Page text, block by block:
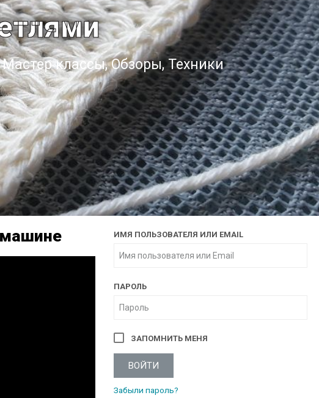
И
Н
А
П
У
С
Т
А
.
Мастер классы,Обзоры,Техники
ИМЯ ПОЛЬЗОВАТЕЛЯ ИЛИ EMAIL
ПАРОЛЬ
ЗАПОМНИТЬ МЕНЯ
ВОЙТИ
Забыли пароль?